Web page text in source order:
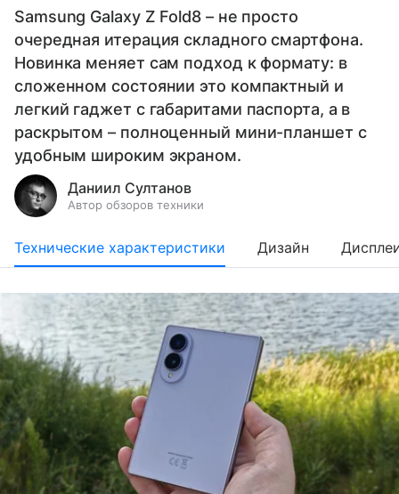
Samsung Galaxy Z Fold8 – не просто
очередная итерация складного смартфона.
Новинка меняет сам подход к формату: в
сложенном состоянии это компактный и
легкий гаджет с габаритами паспорта, а в
раскрытом – полноценный мини-планшет с
удобным широким экраном.
Даниил Султанов
Автор обзоров техники
Технические характеристики Дизайн